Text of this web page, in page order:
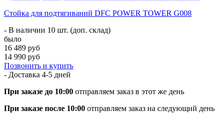
Стойка для подтягиваний DFC POWER TOWER G008
- В наличии 10 шт. (доп. склад)
было
16 489 руб
14 990 руб
Позвонить и купить
- Доставка 4-5 дней
При заказе до 10:00 отправляем заказ в этот же день
При заказе после 10:00 отправляем заказ на следующий день